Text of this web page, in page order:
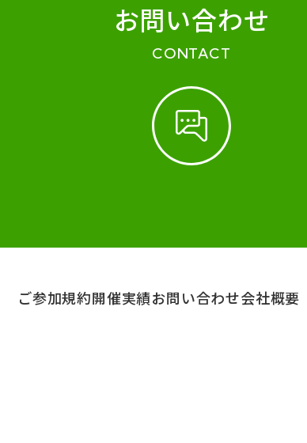
お問い合わせ
CONTACT
ご参加規約開催実績お問い合わせ会社概要